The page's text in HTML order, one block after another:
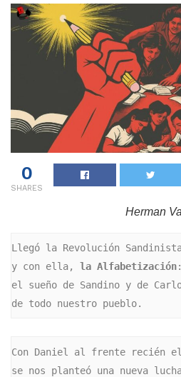
0
SHARES
Herman
Llegó la Revolución
y con ella, la Alfabetización:
el sueño de Sandino y de
de todo nuestro pueblo.
Con Daniel al frente recién
se nos planteó una nueva